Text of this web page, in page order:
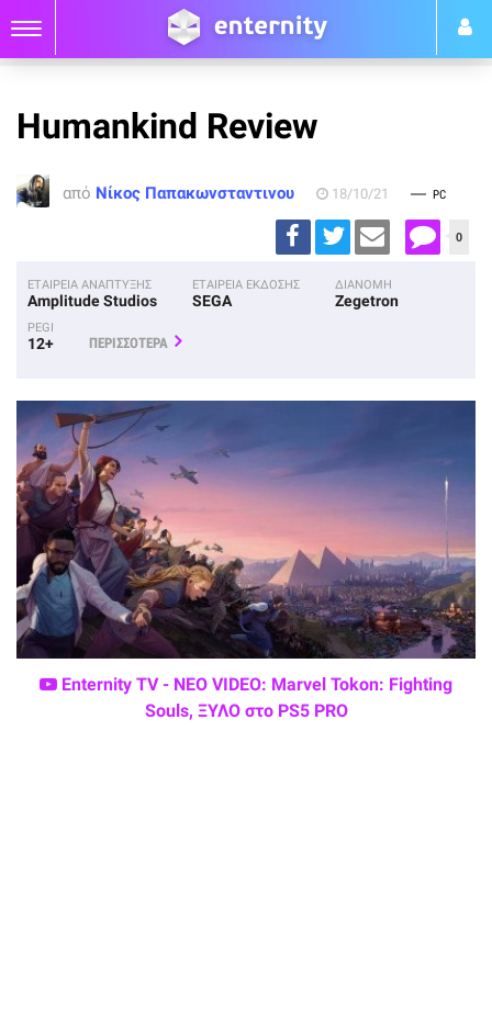
Humankind Review
από Νίκος Παπακωνσταντινου 18/10/21 PC
0
ΕΤΑΙΡΕΙΑ ΑΝΑΠΤΥΞΗΣ
Amplitude Studios
ΕΤΑΙΡΕΙΑ ΕΚΔΟΣΗΣ
SEGA
ΔΙΑΝΟΜΗ
Zegetron
PEGI
12+ ΠΕΡΙΣΣΟΤΕΡΑ
Enternity TV - ΝΕΟ VIDEO: Marvel Tokon: Fighting
Souls, ΞΥΛΟ στο PS5 PRO